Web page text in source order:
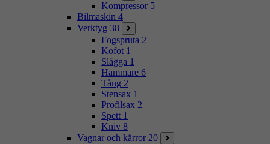
Kompressor 5
Bilmaskin 4
Verktyg 38
Fogspruta 2
Kofot 1
Slägga 1
Hammare 6
Tång 2
Stensax 1
Profilsax 2
Spett 1
Kniv 8
Vagnar och kärror 20